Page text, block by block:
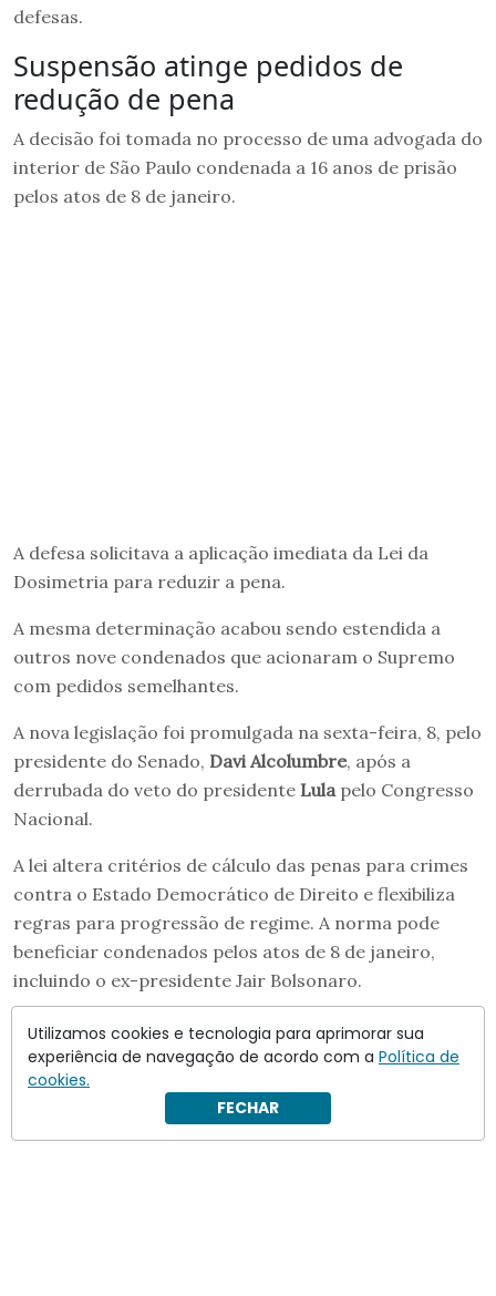
defesas.
Suspensão atinge pedidos de
redução de pena
A decisão foi tomada no processo de uma advogada do
interior de São Paulo condenada a 16 anos de prisão
pelos atos de 8 de janeiro.
A defesa solicitava a aplicação imediata da Lei da
Dosimetria para reduzir a pena.
A mesma determinação acabou sendo estendida a
outros nove condenados que acionaram o Supremo
com pedidos semelhantes.
A nova legislação foi promulgada na sexta-feira, 8, pelo
presidente do Senado, Davi Alcolumbre, após a
derrubada do veto do presidente Lula pelo Congresso
Nacional.
A lei altera critérios de cálculo das penas para crimes
contra o Estado Democrático de Direito e flexibiliza
regras para progressão de regime. A norma pode
beneficiar condenados pelos atos de 8 de janeiro,
incluindo o ex-presidente Jair Bolsonaro.
Utilizamos cookies e tecnologia para aprimorar sua
experiência de navegação de acordo com a Política de
cookies.
FECHAR